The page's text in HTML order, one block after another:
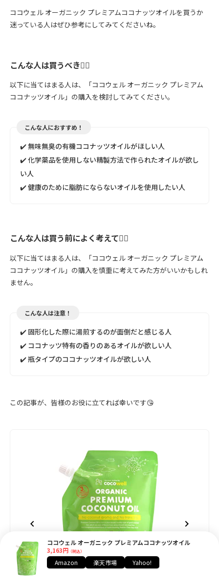
ココウェル オーガニック プレミアムココナッツオイルを買うか
迷っている人はぜひ参考にしてみてくださいね。
こんな人は買うべき🙆‍♀️
以下に当てはまる人は、「ココウェル オーガニック プレミアム
ココナッツオイル」の購入を検討してみてください。
こんな人におすすめ！
✔️ 無味無臭の有機ココナッツオイルがほしい人
✔️ 化学薬品を使用しない精製方法で作られたオイルが欲し
い人
✔️ 健康のために脂肪にならないオイルを使用したい人
こんな人は買う前によく考えて🙅‍♀️
以下に当てはまる人は、「ココウェル オーガニック プレミアム
ココナッツオイル」の購入を慎重に考えてみた方がいいかもしれ
ません。
こんな人は注意！
✔️ 固形化した際に湯煎するのが面倒だと感じる人
✔️ ココナッツ特有の香りのあるオイルが欲しい人
✔️ 瓶タイプのココナッツオイルが欲しい人
この記事が、皆様のお役に立てれば幸いです😘
ココウェル オーガニック プレミアムココナッツオイル
3,163円 （税込）
Amazon 楽天市場 Yahoo!